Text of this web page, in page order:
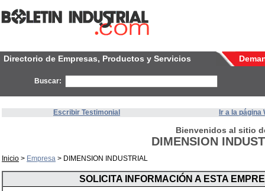
Directorio de Empresas, Productos y Servicios
Buscar:
Escribir Testimonial Ir a la página
Bienvenidos al sitio
DIMENSION
Inicio > Empresa > DIMENSION INDUSTRIAL
SOLICITA INFORMACIÓN A ESTA